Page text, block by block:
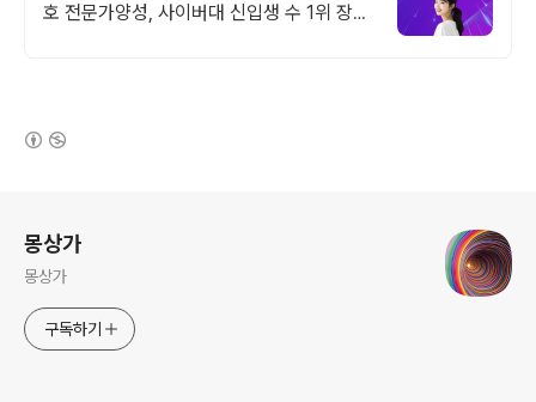
호 전문가양성, 사이버대 신입생 수 1위 장학
몽상가
몽상가
구독하기